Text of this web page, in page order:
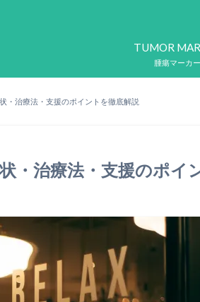
腫瘍マーカー
TUMOR
・治療法・支援のポイントを徹底解説
・治療法・支援のポイ